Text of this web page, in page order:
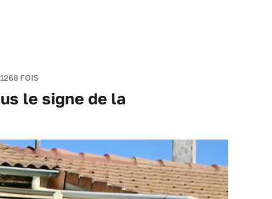
FOIS
le signe de la